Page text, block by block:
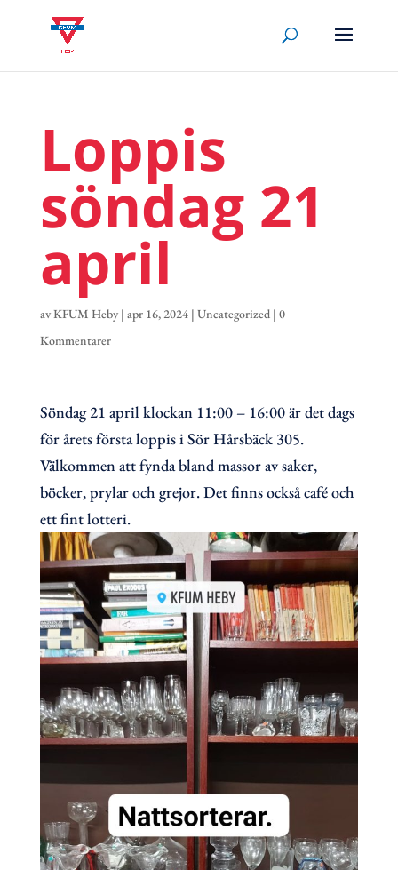
Loppis
söndag 21
april
avKFUM Heby| apr 16, 2024| Uncategorized| 0
Kommentarer
Söndag 21 april klockan 11:00 – 16:00 är det dags
för årets första loppis i Sör Hårsbäck 305.
Välkommen att fynda bland massor av saker,
böcker, prylar och grejor. Det finns också café och
ett fint lotteri.